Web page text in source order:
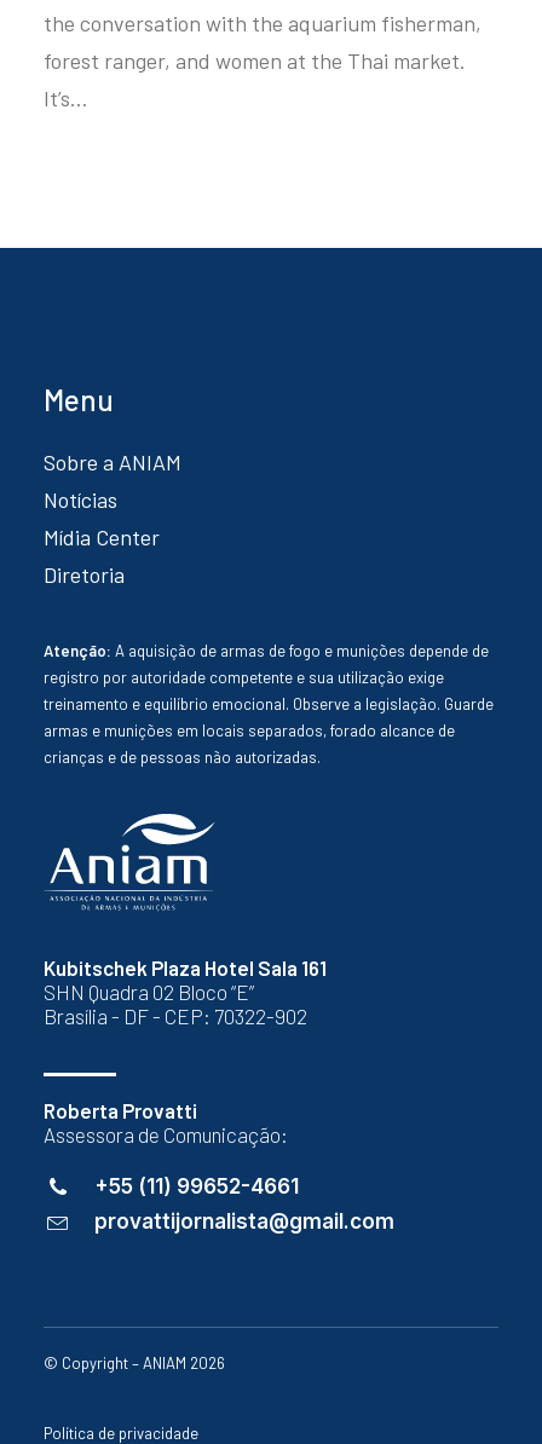
the conversation with the aquarium fisherman,
forest ranger, and women at the Thai market.
It’s…
Kubitschek Plaza Hotel Sala 161
SHN Quadra 02 Bloco “E”
Brasília - DF - CEP: 70322-902
Roberta Provatti
Assessora de Comunicação:
+55 (11) 99652-4661
provattijornalista@gmail.com
Menu
Sobre a ANIAM
Notícias
Mídia Center
Diretoria
Atenção: A aquisição de armas de fogo e munições depende de
registro por autoridade competente e sua utilização exige
treinamento e equilíbrio emocional. Observe a legislação. Guarde
armas e munições em locais separados, forado alcance de
crianças e de pessoas não autorizadas.
© Copyright – ANIAM 2026
Política de privacidade